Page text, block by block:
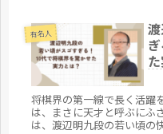
んの出会いや馴れ初め、夫
ます。 公にはあまり語られ
ドを通して、彼の魅力をさ
有名人
将棋界の第一線で長く活躍
は、まさに天才と呼ぶにふ
は、渡辺明九段の若い頃の